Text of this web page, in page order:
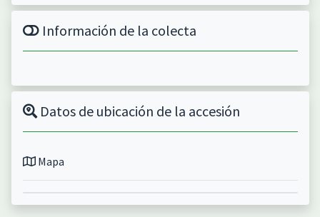
Información de la colecta
Datos de ubicación de la accesión
Mapa